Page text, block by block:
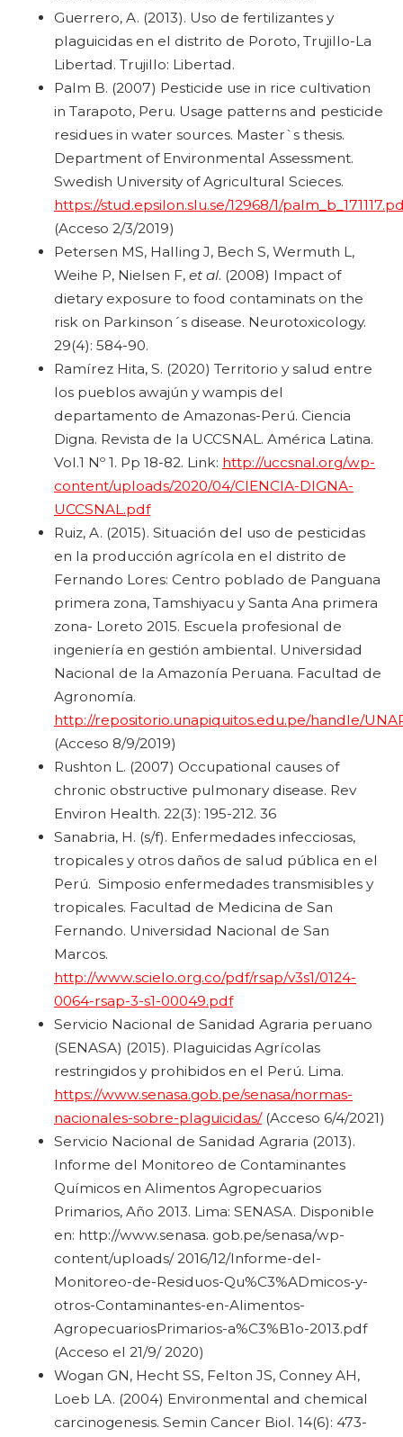
Guerrero, A. (2013). Uso de fertilizantes y
plaguicidas en el distrito de Poroto, Trujillo-La
Libertad. Trujillo: Libertad.
Palm B. (2007) Pesticide use in rice cultivation
in Tarapoto, Peru. Usage patterns and pesticide
residues in water sources. Master`s thesis.
Department of Environmental Assessment.
Swedish University of Agricultural Scieces.
https://stud.epsilon.slu.se/12968/1/
(Acceso 2/3/2019)
Petersen MS, Halling J, Bech S, Wermuth L,
Weihe P, Nielsen F, et al. (2008) Impact of
dietary exposure to food contaminats on the
risk on Parkinson´s disease. Neurotoxicology.
29(4): 584-90.
Ramírez Hita, S. (2020) Territorio y salud entre
los pueblos awajún y wampis del
departamento de Amazonas-Perú. Ciencia
Digna. Revista de la UCCSNAL. América Latina.
Vol.1 Nº 1. Pp 18-82. Link: http://uccsnal.org/wp-
content/uploads/2020/04/CIENCIA-DIGNA-
UCCSNAL.pdf
Ruiz, A. (2015). Situación del uso de pesticidas
en la producción agrícola en el distrito de
Fernando Lores: Centro poblado de Panguana
primera zona, Tamshiyacu y Santa Ana primera
zona- Loreto 2015. Escuela profesional de
ingeniería en gestión ambiental. Universidad
Nacional de la Amazonía Peruana. Facultad de
Agronomía.
http://repositorio.unapiquitos.edu.pe/handle/
(Acceso 8/9/2019)
Rushton L. (2007) Occupational causes of
chronic obstructive pulmonary disease. Rev
Environ Health. 22(3): 195-212. 36
Sanabria, H. (s/f). Enfermedades infecciosas,
tropicales y otros daños de salud pública en el
Perú. Simposio enfermedades transmisibles y
tropicales. Facultad de Medicina de San
Fernando. Universidad Nacional de San
Marcos.
http://www.scielo.org.co/pdf/rsap/v3s1/0124-
0064-rsap-3-s1-00049.pdf
Servicio Nacional de Sanidad Agraria peruano
(SENASA) (2015). Plaguicidas Agrícolas
restringidos y prohibidos en el Perú. Lima.
https://www.senasa.gob.pe/senasa/normas-
nacionales-sobre-plaguicidas/(Acceso 6/4/2021)
Servicio Nacional de Sanidad Agraria (2013).
Informe del Monitoreo de Contaminantes
Químicos en Alimentos Agropecuarios
Primarios, Año 2013. Lima: SENASA. Disponible
en: http://www.senasa. gob.pe/senasa/wp-
content/uploads/ 2016/12/Informe-del-
Monitoreo-de-Residuos-Qu%C3%ADmicos-y-
otros-Contaminantes-en-Alimentos-
AgropecuariosPrimarios-a%C3%B1o-2013.pdf
(Acceso el 21/9/ 2020)
Wogan GN, Hecht SS, Felton JS, Conney AH,
Loeb LA. (2004) Environmental and chemical
carcinogenesis. Semin Cancer Biol. 14(6): 473-